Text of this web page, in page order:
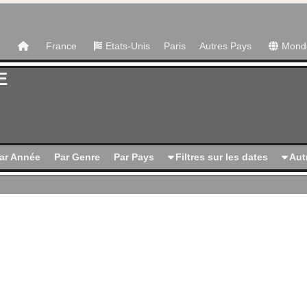
France Etats-Unis Paris Autres Pays
Année Par Genre Par Pays Filtres sur les dates